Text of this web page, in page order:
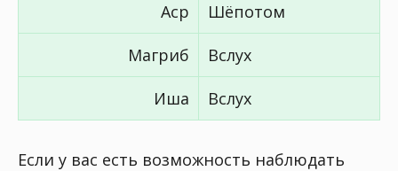
Аср Шёпотом
Магриб Вслух
Иша Вслух
Если у вас есть возможность наблюдать